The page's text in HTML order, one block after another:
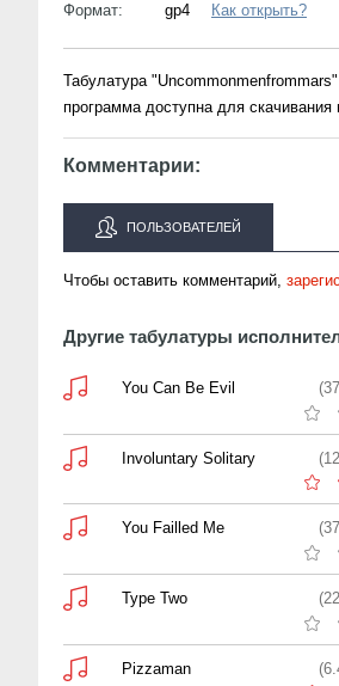
Формат:
gp4 Как открыть?
Табулатура
программа доступна для
Комментарии:
ПОЛЬЗОВАТЕЛЕЙ
Чтобы оставить комментарий,
Другие табулатуры
You Can Be Evil
Involuntary Solitary
You Failled Me
Type Two
Pizzaman